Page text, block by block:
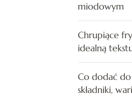
miodowym
Chrupiące
idealną
Co dodać
składniki,